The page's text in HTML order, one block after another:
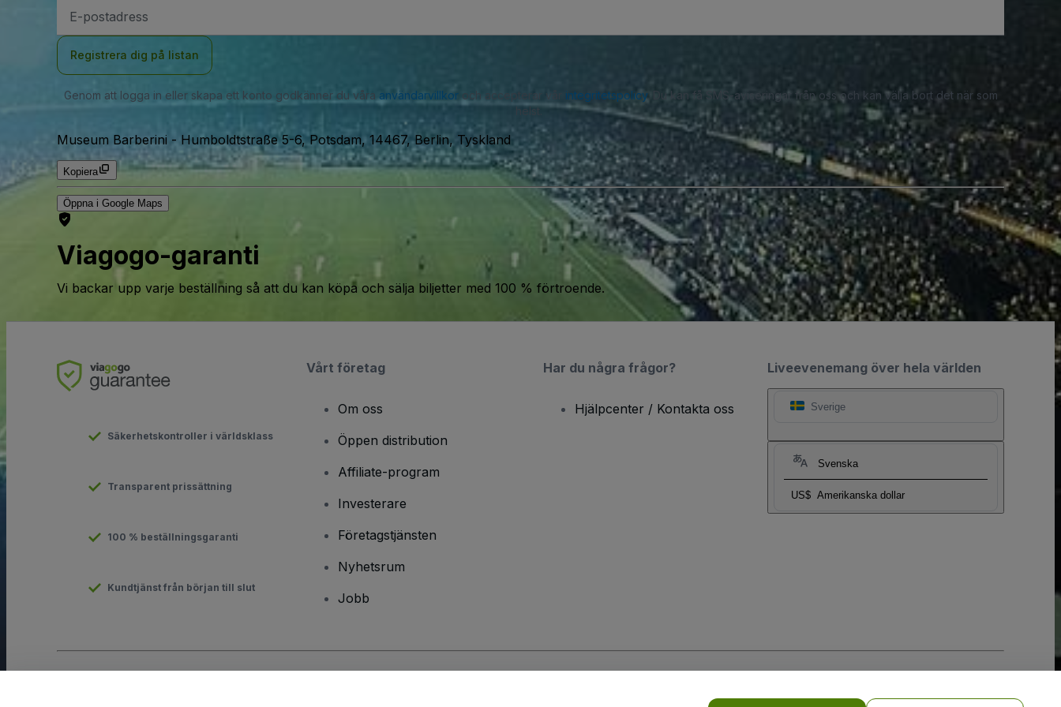
postadress
Registrera dig på listan
Genom att logga in eller skapa ett konto godkänner du våra användarvillkoroch accepterar vår integritetspolicy. Du kan få SMS-aviseringar från oss och kan välja bort det när som
helst.
Museum Barberini - Humboldtstraße 5-6, Potsdam, 14467, Berlin, Tyskland
Kopiera
Öppna i Google Maps
Viagogo-garanti
Vi backar upp varje beställning så att du kan köpa och sälja biljetter med 100 % förtroende.
Liveevenemang över hela världen
Sverige
Svenska
US$ Amerikanska dollar
Säkerhetskontroller i världsklass
Transparent prissättning
100 % beställningsgaranti
Kundtjänst från början till slut
Vårt företag
Om oss
Öppen distribution
Affiliate-program
Investerare
Företagstjänsten
Nyhetsrum
Jobb
Har du några frågor?
Hjälpcenter / Kontakta oss
mobilsekretesspolicy